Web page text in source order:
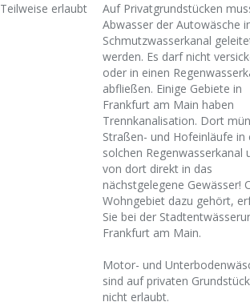
Teilweise erlaubt
Auf Privatgrundstücken
Abwasser der Autowäsche
Schmutzwasserkanal
werden. Es darf nicht
oder in einen
abfließen. Einige Gebiete in
Frankfurt am Main haben
Trennkanalisation. Dort
Straßen- und Hofeinläufe in
solchen Regenwasserkanal
von dort direkt in das
nächstgelegene Gewässer!
Wohngebiet dazu gehört,
Sie bei der
Frankfurt am Main.
Motor- und
sind auf privaten
nicht erlaubt.